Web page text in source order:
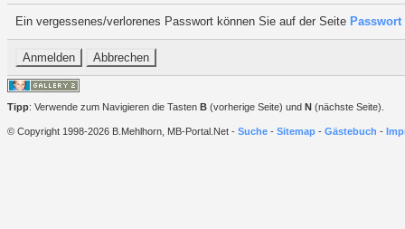
Ein vergessenes/verlorenes Passwort können Sie auf der Seite
Tipp: Verwende zum Navigieren die Tasten B (vorherige Seite) und N (nächste Seite).
© Copyright 1998-2026 B.Mehlhorn, MB-Portal.Net - Suche - Sitemap - Gästebuch -